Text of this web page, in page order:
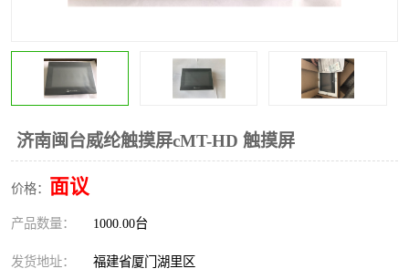
济南闽台威纶触摸屏cMT-HD 触摸屏
价格： 面议
产品数量： 1000.00台
发货地址： 福建省厦门湖里区